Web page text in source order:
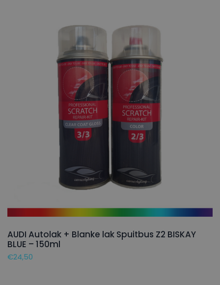
AUDI Autolak + Blanke lak Spuitbus Z2 BISKAY
BLUE – 150ml
€24,50